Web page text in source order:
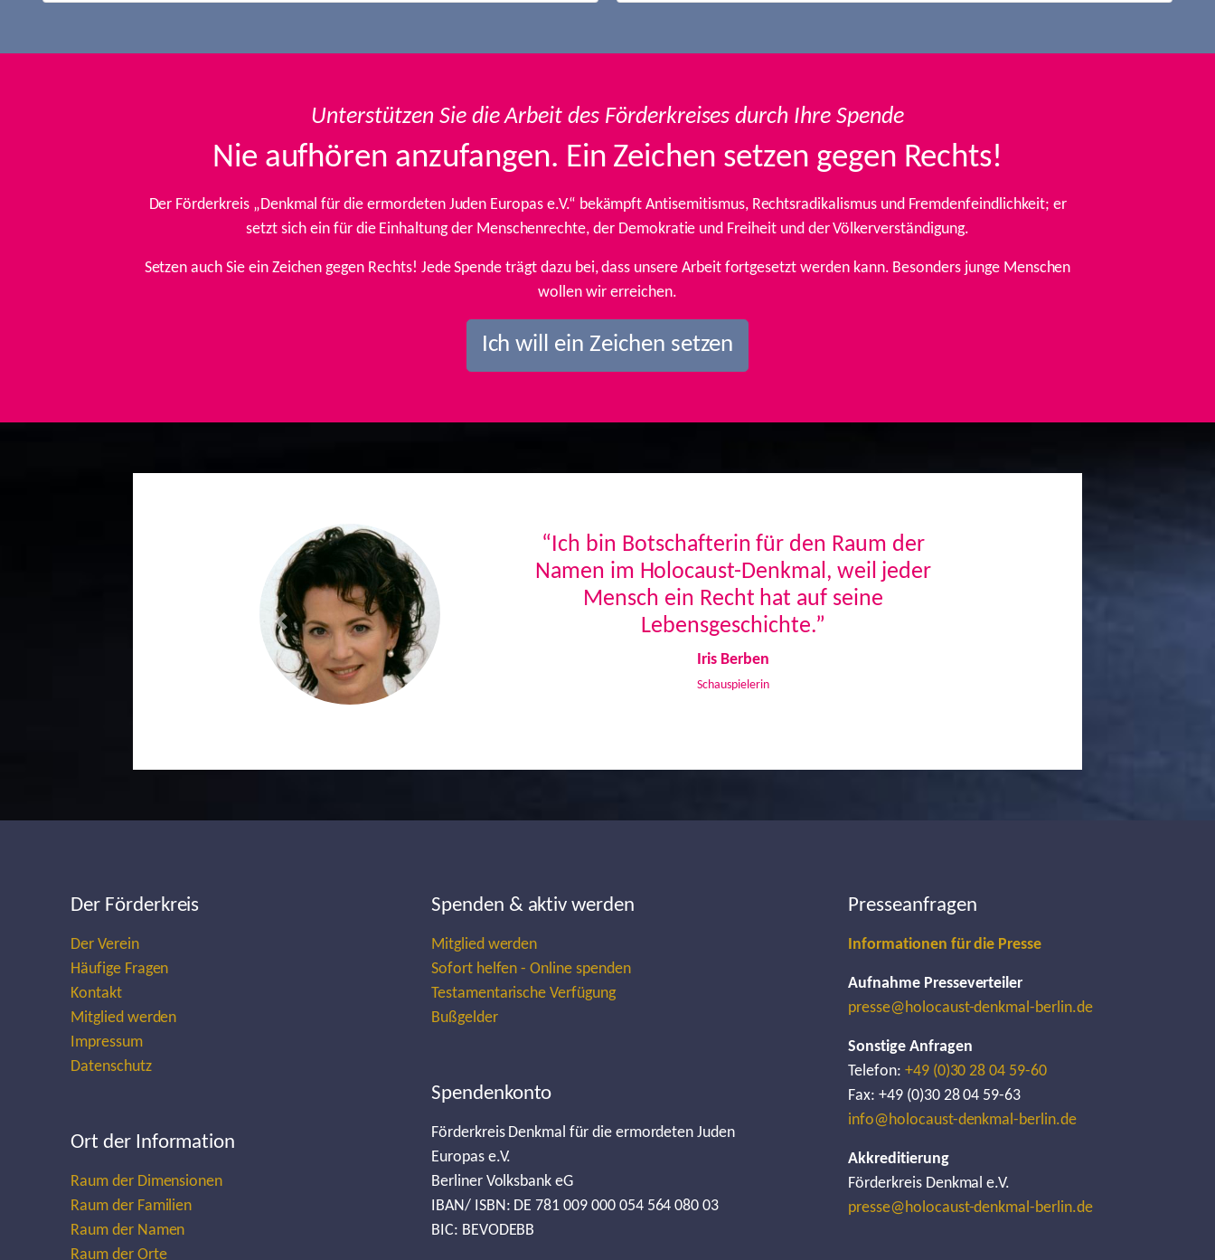
Unterstützen Sie die Arbeit des Förderkreises durch Ihre Spende
Nie aufhören anzufangen. Ein Zeichen setzen gegen Rechts!
Der Förderkreis „Denkmal für die ermordeten Juden Europas e.V.“ bekämpft Antisemitismus, Rechtsradikalismus und Fremdenfeindlichkeit; er
setzt sich ein für die Einhaltung der Menschenrechte, der Demokratie und Freiheit und der Völkerverständigung.
Setzen auch Sie ein Zeichen gegen Rechts! Jede Spende trägt dazu bei, dass unsere Arbeit fortgesetzt werden kann. Besonders junge Menschen
wollen wir erreichen.
Ich will ein Zeichen setzen
“Ich bin Botschafterin für den Raum der
Namen im Holocaust-Denkmal, weil jeder
Mensch ein Recht hat auf seine
Lebensgeschichte.”
Iris Berben
Schauspielerin
Previous
Der Förderkreis
Der Verein
Häufige Fragen
Kontakt
Mitglied werden
Impressum
Datenschutz
Ort der Information
Raum der Dimensionen
Raum der Familien
Raum der Namen
Raum der Orte
Spenden & aktiv werden
Mitglied werden
Sofort helfen - Online spenden
Testamentarische Verfügung
Bußgelder
Spendenkonto
Förderkreis Denkmal für die ermordeten Juden
Europas e.V.
Berliner Volksbank eG
IBAN/ ISBN: DE 781 009 000 054 564 080 03
BIC: BEVODEBB
Presseanfragen
Informationen für die Presse
Aufnahme Presseverteiler
presse@holocaust-denkmal-berlin.de
Sonstige Anfragen
Telefon: +49 (0)30 28 04 59-60
Fax: +49 (0)30 28 04 59-63
info@holocaust-denkmal-berlin.de
Akkreditierung
Förderkreis Denkmal e.V.
presse@holocaust-denkmal-berlin.de